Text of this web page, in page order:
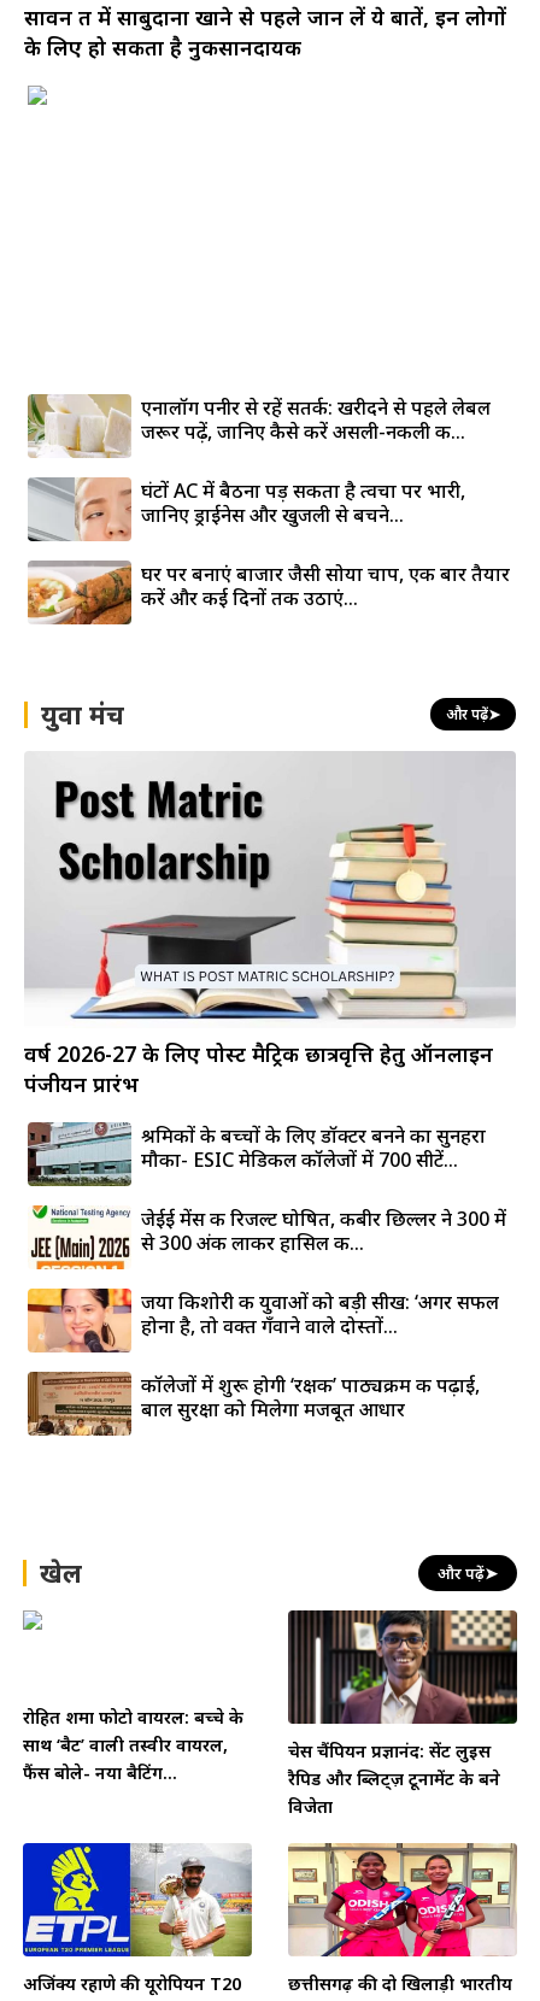
सावन व्रत में साबुदाना खाने से पहले जान लें ये बातें, इन लोगों
के लिए हो सकता है नुकसानदायक
एनालॉग पनीर से रहें सतर्क: खरीदने से पहले लेबल
जरूर पढ़ें, जानिए कैसे करें असली-नकली की...
घंटों AC में बैठना पड़ सकता है त्वचा पर भारी,
जानिए ड्राईनेस और खुजली से बचने...
घर पर बनाएं बाजार जैसी सोया चाप, एक बार तैयार
करें और कई दिनों तक उठाएं...
युवा मंच और पढ़ें➤
वर्ष 2026-27 के लिए पोस्ट मैट्रिक छात्रवृत्ति हेतु ऑनलाइन
पंजीयन प्रारंभ
श्रमिकों के बच्चों के लिए डॉक्टर बनने का सुनहरा
मौका- ESIC मेडिकल कॉलेजों में 700 सीटें...
जेईई मेंस की रिजल्ट घोषित, कबीर छिल्लर ने 300 में
से 300 अंक लाकर हासिल की...
जया किशोरी की युवाओं को बड़ी सीख: ‘अगर सफल
होना है, तो वक्त गँवाने वाले दोस्तों...
कॉलेजों में शुरू होगी ‘रक्षक’ पाठ्यक्रम की पढ़ाई,
बाल सुरक्षा को मिलेगा मजबूत आधार
खेल और पढ़ें➤
रोहित शर्मा फोटो वायरल: बच्चे के
साथ ‘बैट’ वाली तस्वीर वायरल,
फैंस बोले- नया बैटिंग...
चेस चैंपियन प्रज्ञानंद: सेंट लुइस
रैपिड और ब्लिट्ज़ टूर्नामेंट के बने
विजेता
अजिंक्य रहाणे की यूरोपियन T20
छत्तीसगढ़ की दो खिलाड़ी भारतीय